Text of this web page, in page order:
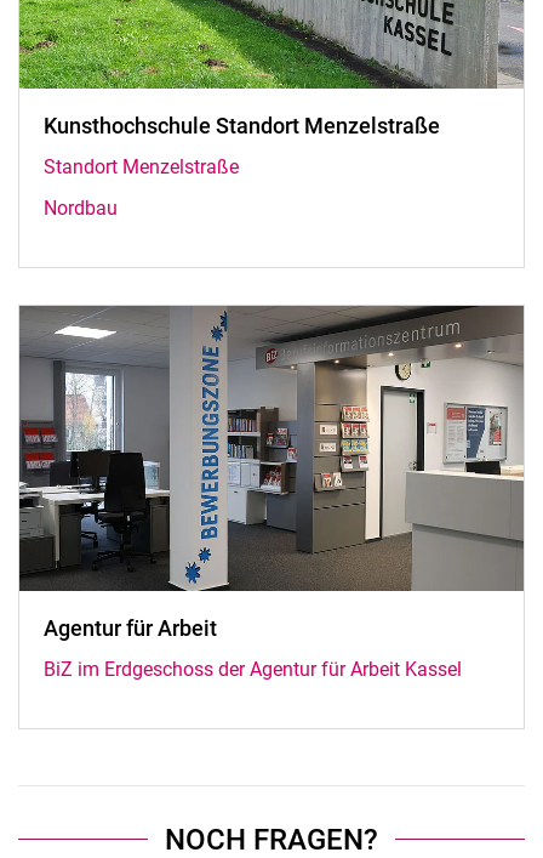
Kunsthochschule Standort Menzelstraße
Standort Menzelstraße
Nordbau
Agentur für Arbeit
BiZ im Erdgeschoss der Agentur für Arbeit Kassel
NOCH FRAGEN?